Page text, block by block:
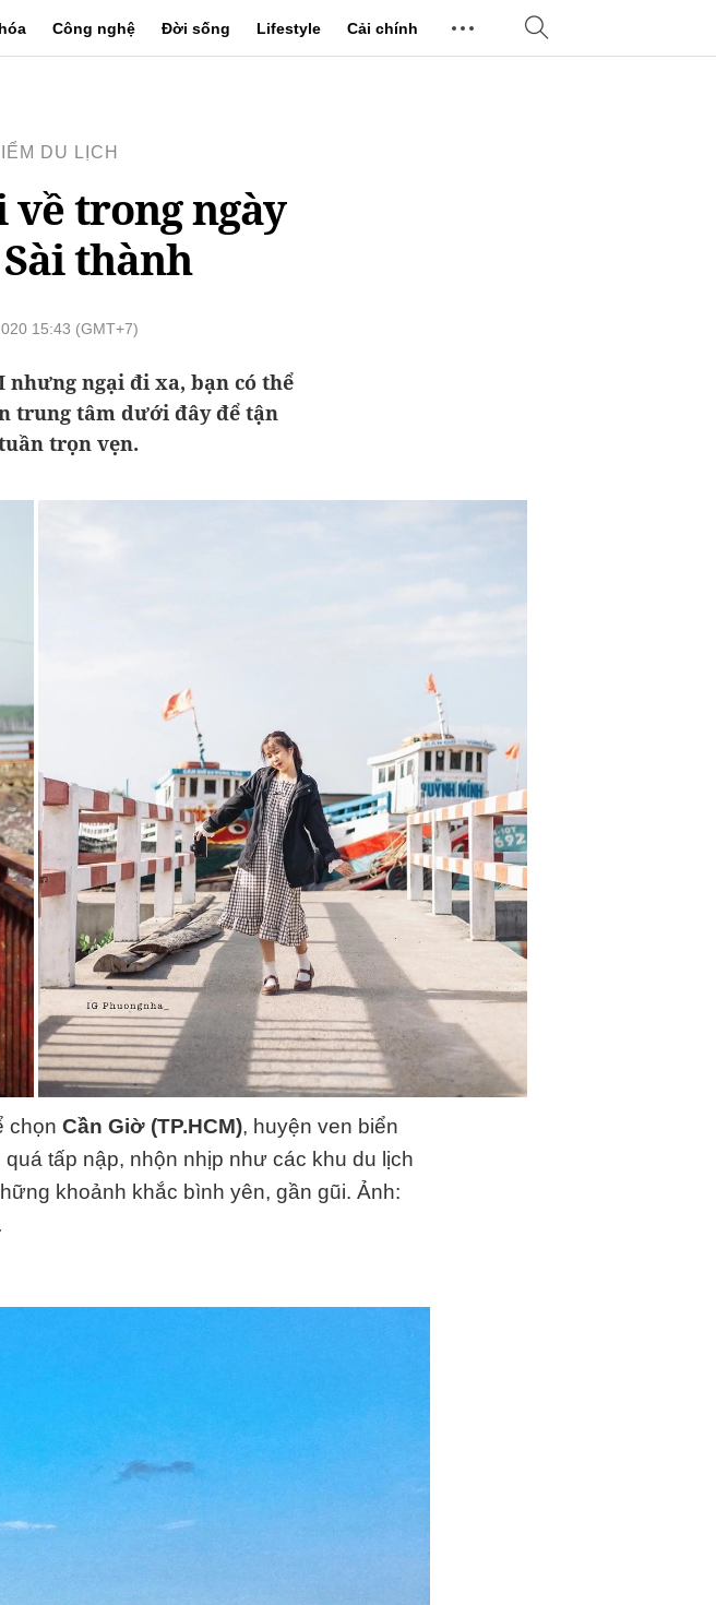
Công nghệ Đời sống Lifestyle Cải chính
DU LỊCH
trong ngày
thành
15:43 (GMT+7)
nhưng ngại đi xa, bạn có thể
trung tâm dưới đây để tận
trọn vẹn.
chọn Cần Giờ (TP.HCM), huyện ven biển
tấp nập, nhộn nhịp như các khu du lịch
khoảnh khắc bình yên, gần gũi. Ảnh: